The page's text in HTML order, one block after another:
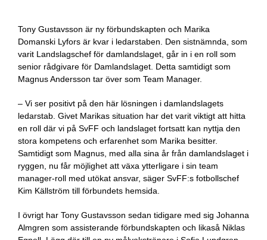
Tony Gustavsson är ny förbundskapten och Marika
Domanski Lyfors är kvar i ledarstaben. Den sistnämnda, som
varit Landslagschef för damlandslaget, går in i en roll som
senior rådgivare för Damlandslaget. Detta samtidigt som
Magnus Andersson tar över som Team Manager.
– Vi ser positivt på den här lösningen i damlandslagets
ledarstab. Givet Marikas situation har det varit viktigt att hitta
en roll där vi på SvFF och landslaget fortsatt kan nyttja den
stora kompetens och erfarenhet som Marika besitter.
Samtidigt som Magnus, med alla sina år från damlandslaget i
ryggen, nu får möjlighet att växa ytterligare i sin team
manager-roll med utökat ansvar, säger SvFF:s fotbollschef
Kim Källström till förbundets hemsida.
I övrigt har Tony Gustavsson sedan tidigare med sig Johanna
Almgren som assisterande förbundskapten och likaså Niklas